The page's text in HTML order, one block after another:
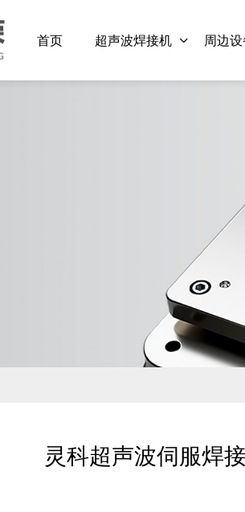
首页 超声波焊接机 周边设
灵科超声波伺服焊